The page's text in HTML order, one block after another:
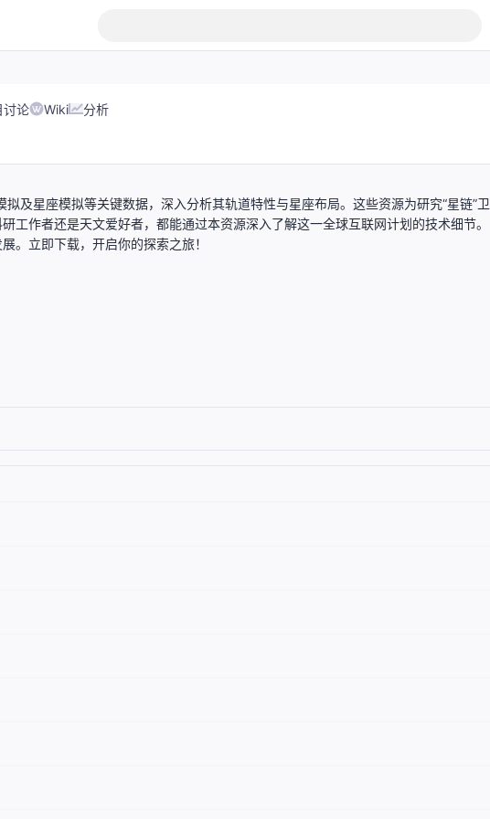
讨论 Wiki 分析
及星座模拟等关键数据，深入分析其轨道特性与星座布局。这些资源为研究“星链”卫
工作者还是天文爱好者，都能通过本资源深入了解这一全球互联网计划的技术细节。
。立即下载，开启你的探索之旅！